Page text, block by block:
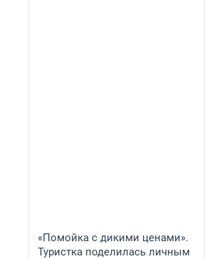
«Помойка с дикими ценами».
Туристка поделилась личным